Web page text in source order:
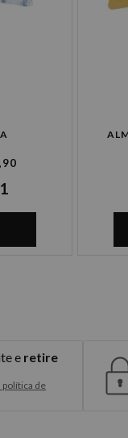
e retire
política de